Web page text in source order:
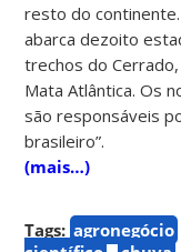
resto do continente.
abarca dezoito
trechos do
Mata Atlântica. Os
são responsáveis
brasileiro”.
(mais…)
Tags: agronegócio